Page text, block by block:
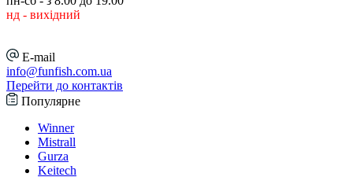
нд - вихідний
E-mail
info@funfish.com.ua
Перейти до контактів
Популярне
Winner
Mistrall
Gurza
Keitech